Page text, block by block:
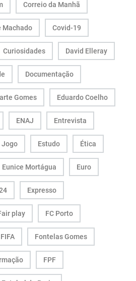
Correio da Manhã
Machado Covid-19
Curiosidades David Elleray
Documentação
Gomes Eduardo Coelho
ENAJ Entrevista
Jogo Estudo Ética
Eunice Mortágua Euro
Expresso
play FC Porto
FIFA Fontelas Gomes
FPF